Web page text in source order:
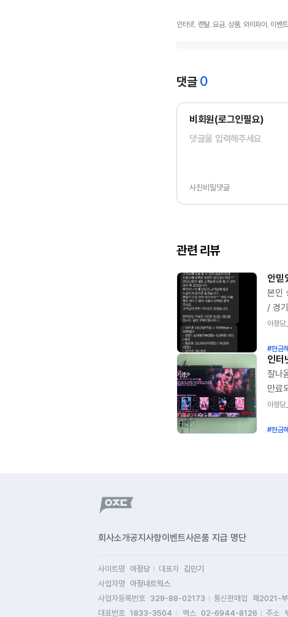
인터넷, 렌탈, 요금, 상품, 와이파이, 이벤
댓글 0
비회원(로그인필요)
사진비밀댓글
관련 리뷰
안믿
본인
/ 경
상품
기입
빠지
인터
안
약정
궁금
아정
#현금
인터
잘나
만료
그래
상품
제가
불편
아정
#현금
회사소개공지사항이벤트사은품 지급 명단
사이트명 아정당 대표자 김민기
사업자명
아정네트웍스
사업자등록번호 329-88-02173 통신판매업
제2021-
대표번호 1833-3504 팩스 02-6944-8126 주소